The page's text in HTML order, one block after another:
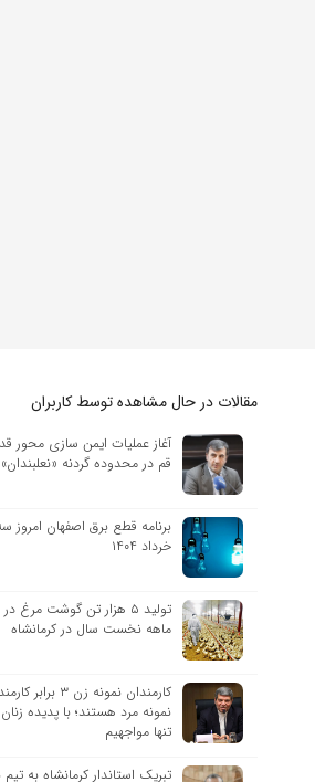
مقالات در حال مشاهده توسط کاربران
آغاز عملیات ایمن سازی محور
قم در محدوده گردنه «نعلبندان»
خرداد ۱۴۰۴
تولید ۵ هزار تن گوشت مرغ
ماهه نخست سال در کرمانشاه
کارمندان نمونه زن ۳ برابر
نمونه مرد هستند؛ با پدیده
تنها مواجهیم
تبریک استاندار کرمانشاه به